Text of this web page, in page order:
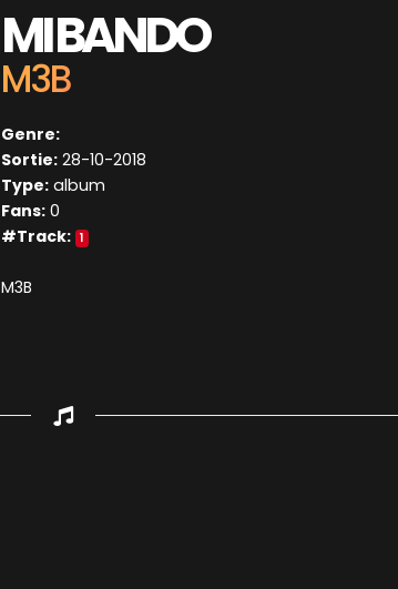
MI BANDO
M3B
Genre:
Sortie: 28-10-2018
Type: album
Fans: 0
#Track: 1
M3B